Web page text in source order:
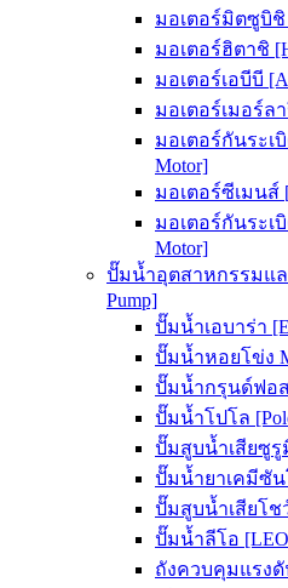
มอเตอร์มิตซูบิชิ
มอเตอร์ฮิตาชิ
มอเตอร์เอบีบี
มอเตอร์เมอร์ล
มอเตอร์กันระเ
Motor]
มอเตอร์ซีเมนส์
มอเตอร์กันระเบิ
Motor]
ปั๊มน้ำอุตสาหกรรมแล
Pump]
ปั๊มน้ำเอบาร่า
ปั๊มน้ำหอยโข่ง
ปั๊มน้ำกรุนด์ฟอส
ปั๊มน้ำโปโล
ปั๊มสูบน้ำเสียซูรูมิ
ปั๊มน้ำยาเคมีซันโ
ปั๊มสูบน้ำเสียโชว์
ปั๊มน้ำลีโอ [LEO
ถังควบคุมแรงดัน